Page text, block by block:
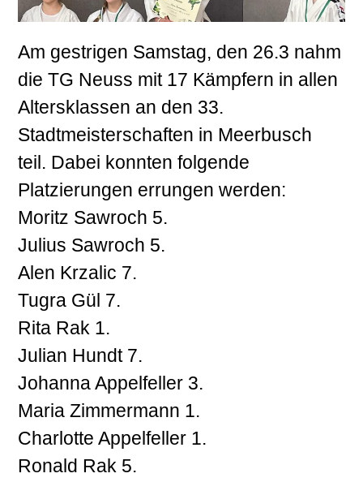
Am gestrigen Samstag, den 26.3 nahm
die TG Neuss mit 17 Kämpfern in allen
Altersklassen an den 33.
Stadtmeisterschaften in Meerbusch
teil. Dabei konnten folgende
Platzierungen errungen werden:
Moritz Sawroch 5.
Julius Sawroch 5.
Alen Krzalic 7.
Tugra Gül 7.
Rita Rak 1.
Julian Hundt 7.
Johanna Appelfeller 3.
Maria Zimmermann 1.
Charlotte Appelfeller 1.
Ronald Rak 5.